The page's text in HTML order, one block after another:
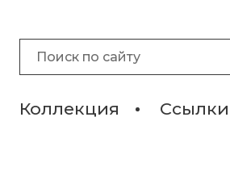
Коллекция Ссылки